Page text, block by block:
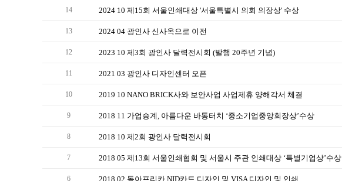
14 2024 10 제15회 서울인쇄대상 '서울특별시 의회 의장상' 수상
13 2024 04 광인사 신사옥으로 이전
12 2023 10 제3회 광인사 달력전시회 (발행 20주년 기념)
11 2021 03 광인사 디자인센터 오픈
10 2019 10 NANO BRICK사와 보안사업 사업제휴 양해각서 체결
9 2018 11 가업승계, 아름다운 바통터치 ‘중소기업중앙회장상’수상
8 2018 10 제2회 광인사 달력전시회
7 2018 05 제13회 서울인쇄협회 및 서울시 주관 인쇄대상 ‘특별기업상’수상
6 2018 02 동아프리카 NID카드 디자인 및 VISA 디자인 및 인쇄